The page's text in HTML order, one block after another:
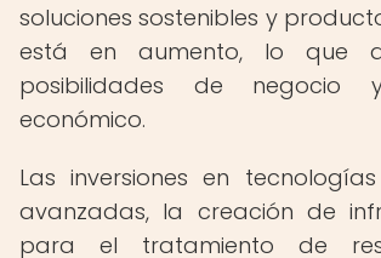
soluciones sostenibles y
está en aumento, lo que
posibilidades de negocio
económico.
Las inversiones en
avanzadas, la creación de
para el tratamiento de